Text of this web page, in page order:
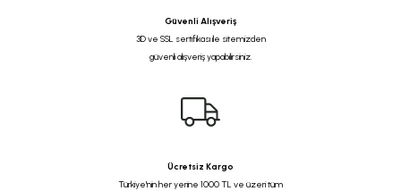
Güvenli Alışveriş
3D ve SSL sertifikası ile sitemizden
güvenli alışveriş yapabilirsiniz.
Ücretsiz Kargo
Türkiye'nin her yerine 1000 TL ve üzeri tüm